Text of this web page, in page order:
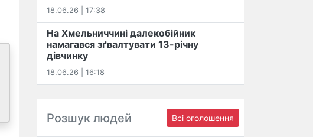
18.06.26 | 17:38
На Хмельниччині далекобійник
намагався зґвалтувати 13-річну
дівчинку
18.06.26 | 16:18
Розшук людей Всі оголошення